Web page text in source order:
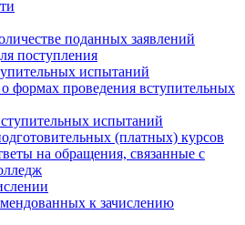
поданных заявлений
поступления
испытаний
формах проведения вступительных
испытаний
(платных) курсов
на обращения, связанные с
к зачислению